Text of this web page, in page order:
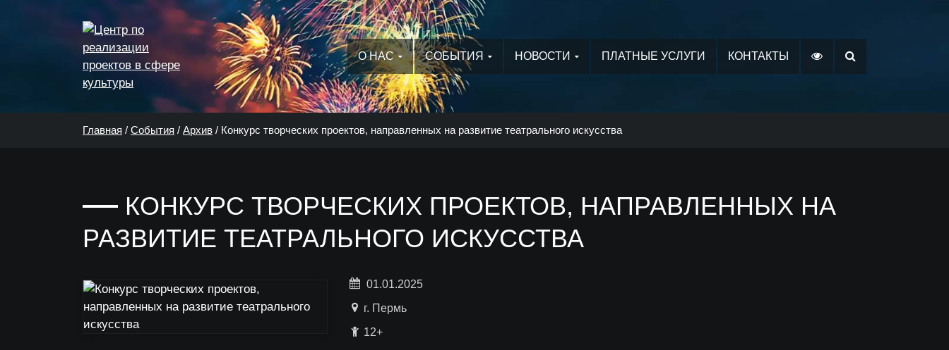
О НАС СОБЫТИЯ НОВОСТИ ПЛАТНЫЕ УСЛУГИ КОНТАКТЫ
Главная / События / Архив / Конкурс творческих проектов, направленных на развитие театрального искусства
КОНКУРС ТВОРЧЕСКИХ ПРОЕКТОВ, НАПРАВЛЕННЫХ НА
РАЗВИТИЕ ТЕАТРАЛЬНОГО ИСКУССТВА
01.01.2025
г. Пермь
12+